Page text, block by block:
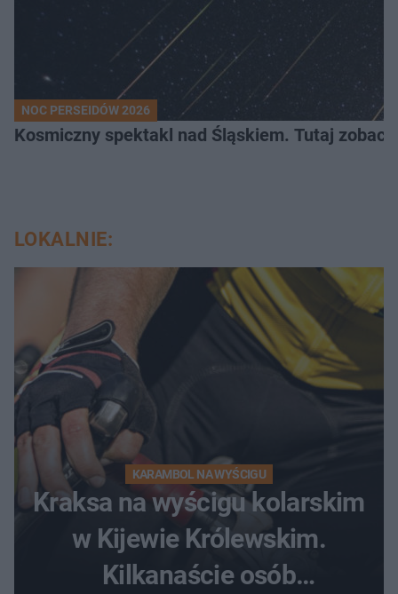
NOC PERSEIDÓW 2026
Kosmiczny spektakl nad Śląskiem. Tutaj
LOKALNIE:
KARAMBOL NA WYŚCIGU
Kraksa na wyścigu kolarskim
w Kijewie Królewskim.
Kilkanaście osób